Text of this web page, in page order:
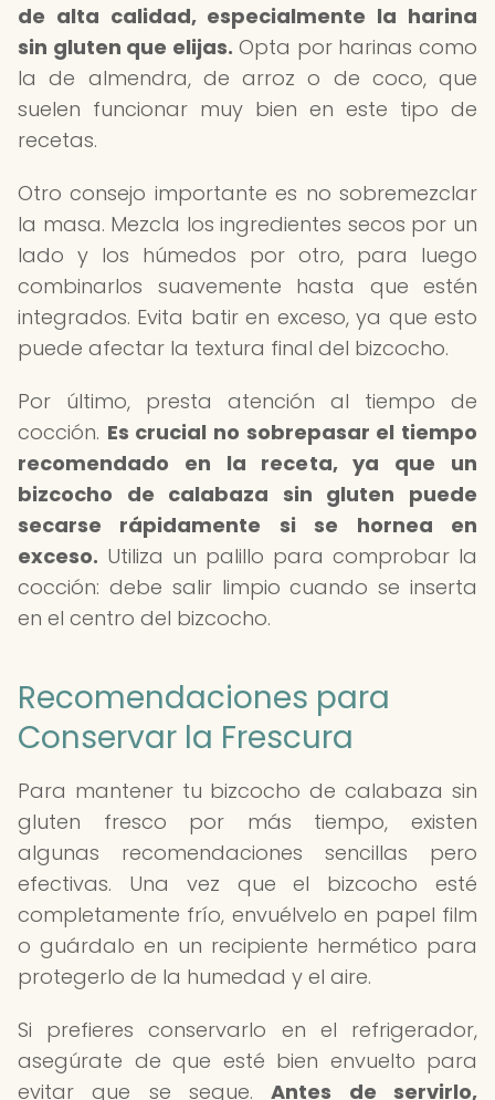
de alta calidad, especialmente la harina
sin gluten que elijas. Opta por harinas como
la de almendra, de arroz o de coco, que
suelen funcionar muy bien en este tipo de
recetas.
Otro consejo importante es no sobremezclar
la masa. Mezcla los ingredientes secos por un
lado y los húmedos por otro, para luego
combinarlos suavemente hasta que estén
integrados. Evita batir en exceso, ya que esto
puede afectar la textura final del bizcocho.
Por último, presta atención al tiempo de
cocción. Es crucial no sobrepasar el tiempo
recomendado en la receta, ya que un
bizcocho de calabaza sin gluten puede
secarse rápidamente si se hornea en
exceso. Utiliza un palillo para comprobar la
cocción: debe salir limpio cuando se inserta
en el centro del bizcocho.
Recomendaciones para
Conservar la Frescura
Para mantener tu bizcocho de calabaza sin
gluten fresco por más tiempo, existen
algunas recomendaciones sencillas pero
efectivas. Una vez que el bizcocho esté
completamente frío, envuélvelo en papel film
o guárdalo en un recipiente hermético para
protegerlo de la humedad y el aire.
Si prefieres conservarlo en el refrigerador,
asegúrate de que esté bien envuelto para
evitar que se seque.Antes de servirlo,